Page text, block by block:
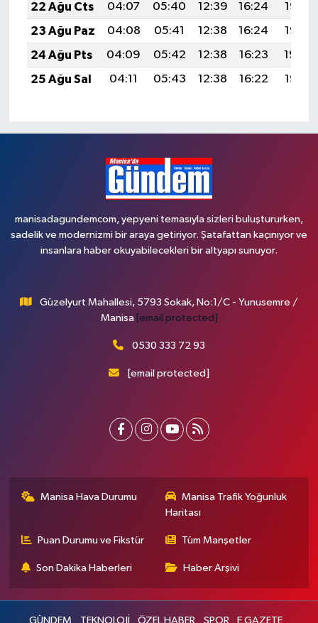
22 Ağu Cts
04:07 05:40 12:39 16:24
19:27
23 Ağu Paz
04:08 05:41 12:38 16:24
19:26
24 Ağu Pts
04:09 05:42 12:38 16:23
19:24
25 Ağu Sal
04:11 05:43 12:38 16:22 19:22
manisadagundemcom, yepyeni temasıyla sizleri buluştururken,
sadelik ve modernizmi bir araya getiriyor. Şatafattan kaçınıyor ve
insanlara haber okuyabilecekleri bir altyapı sunuyor.
Güzelyurt Mahallesi, 5793 Sokak, No:1/C - Yunusemre /
Manisa [email protected]
0530 333 72 93
[email protected]
Manisa Hava Durumu
Manisa Trafik Yoğunluk
Haritası
Puan Durumu ve Fikstür Tüm Manşetler
Son Dakika Haberleri Haber Arşivi
GÜNDEM TEKNOLOJİ ÖZEL HABER SPOR E GAZETE